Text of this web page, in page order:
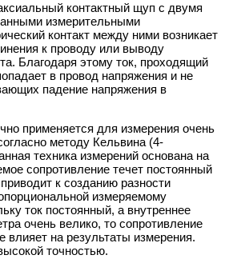
контактный щуп с двумя
измерительными
контакт между ними возникает
к проводу или выводу
Благодаря этому ток, проходящий
в провод напряжения и не
падение напряжения в
применяется для измерения очень
методу Кельвина (4-
техника измерений основана на
сопротивление течет постоянный
к созданию разности
измеряемому
ток постоянный, а внутреннее
очень велико, то сопротивление
влияет на результаты измерения.
точностью.